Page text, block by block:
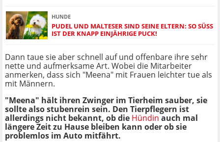
HUNDE
PUDEL UND MALTESER SIND SEINE ELTERN: SO SÜSS I
ST DER KNAPP EINJÄHRIGE PUCK!
Dann taue sie aber schnell auf und offenbare ihre sehr
nette und aufmerksame Art. Wobei die Mitarbeiter
anmerken, dass sich "Meena" mit Frauen leichter tue als
mit Männern.
"Meena" hält ihren Zwinger im Tierheim sauber, sie
sollte also stubenrein sein. Den Tierpflegern ist
allerdings nicht bekannt, ob die Hündin auch mal
längere Zeit zu Hause bleiben kann oder ob sie
problemlos im Auto mitfährt.